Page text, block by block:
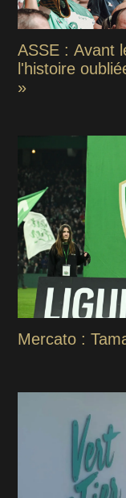
ASSE : Avant
l'histoire
»
Mercato :